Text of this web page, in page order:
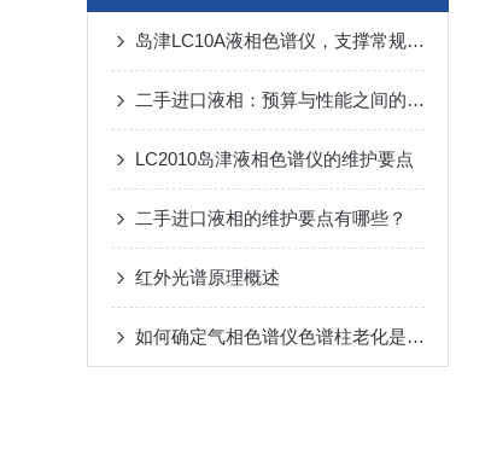
岛津LC10A液相色谱仪，支撑常规实验室色谱分析工作
二手进口液相：预算与性能之间的“理性博弈”
LC2010岛津液相色谱仪的维护要点
二手进口液相的维护要点有哪些？
红外光谱原理概述
如何确定气相色谱仪色谱柱老化是否*?